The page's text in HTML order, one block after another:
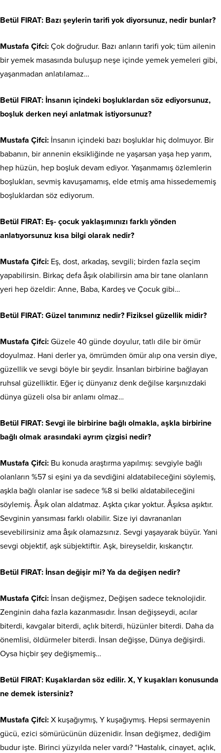
Betül FIRAT: Bazı şeylerin tarifi yok diyorsunuz, nedir bunlar?
Mustafa Çifci: Çok doğrudur. Bazı anların tarifi yok; tüm ailenin
bir yemek masasında buluşup neşe içinde yemek yemeleri gibi,
yaşanmadan anlatılamaz…
Betül FIRAT: İnsanın içindeki boşluklardan söz ediyorsunuz,
boşluk derken neyi anlatmak istiyorsunuz?
Mustafa Çifci: İnsanın içindeki bazı boşluklar hiç dolmuyor. Bir
babanın, bir annenin eksikliğinde ne yaşarsan yaşa hep yarım,
hep hüzün, hep boşluk devam ediyor. Yaşanmamış özlemlerin
boşlukları, sevmiş kavuşamamış, elde etmiş ama hissedememiş
boşluklardan söz ediyorum.
Betül FIRAT: Eş- çocuk yaklaşımınızı farklı yönden
anlatıyorsunuz kısa bilgi olarak nedir?
Mustafa Çifci: Eş, dost, arkadaş, sevgili; birden fazla seçim
yapabilirsin. Birkaç defa âşık olabilirsin ama bir tane olanların
yeri hep özeldir: Anne, Baba, Kardeş ve Çocuk gibi…
Betül FIRAT: Güzel tanımınız nedir? Fiziksel güzellik midir?
Mustafa Çifci: Güzele 40 günde doyulur, tatlı dile bir ömür
doyulmaz. Hani derler ya, ömrümden ömür alıp ona versin diye,
güzellik ve sevgi böyle bir şeydir. İnsanları birbirine bağlayan
ruhsal güzelliktir. Eğer iç dünyanız denk değilse karşınızdaki
dünya güzeli olsa bir anlamı olmaz…
Betül FIRAT: Sevgi ile birbirine bağlı olmakla, aşkla birbirine
bağlı olmak arasındaki ayrım çizgisi nedir?
Mustafa Çifci: Bu konuda araştırma yapılmış: sevgiyle bağlı
olanların %57 si eşini ya da sevdiğini aldatabileceğini söylemiş,
aşkla bağlı olanlar ise sadece %8 si belki aldatabileceğini
söylemiş. Âşık olan aldatmaz. Aşkta çıkar yoktur. Âşıksa aşıktır.
Sevginin yansıması farklı olabilir. Size iyi davrananları
sevebilirsiniz ama âşık olamazsınız. Sevgi yaşayarak büyür. Yani
sevgi objektif, aşk sübjektiftir. Aşk, bireyseldir, kıskançtır.
Betül FIRAT: İnsan değişir mi? Ya da değişen nedir?
Mustafa Çifci: İnsan değişmez, Değişen sadece teknolojidir.
Zenginin daha fazla kazanmasıdır. İnsan değişseydi, acılar
biterdi, kavgalar biterdi, açlık biterdi, hüzünler biterdi. Daha da
önemlisi, öldürmeler biterdi. İnsan değişse, Dünya değişirdi.
Oysa hiçbir şey değişmemiş…
Betül FIRAT: Kuşaklardan söz edilir. X, Y kuşakları konusunda
ne demek istersiniz?
Mustafa Çifci: X kuşağıymış, Y kuşağıymış. Hepsi sermayenin
gücü, ezici sömürücünün düzenidir. İnsan değişmez, dediğim
budur işte. Birinci yüzyılda neler vardı? “Hastalık, cinayet, açlık,